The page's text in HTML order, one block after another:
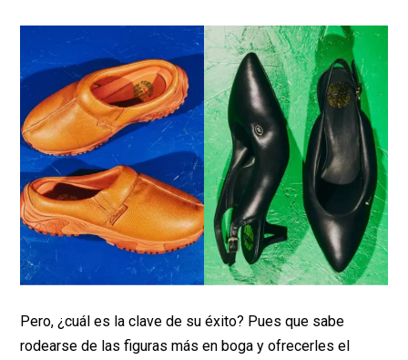
Pero, ¿cuál es la clave de su éxito? Pues que sabe
rodearse de las figuras más en boga y ofrecerles el